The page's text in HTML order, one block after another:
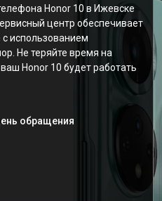
Honor 10 в Ижевске
центр обеспечивает
использованием
Не теряйте время на
Honor 10 будет работать
обращения